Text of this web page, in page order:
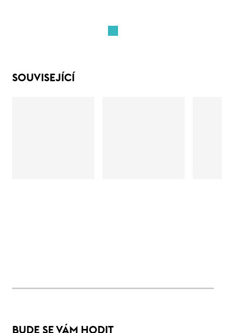
SOUVISEJÍCÍ
BUDE SE VÁM HODIT